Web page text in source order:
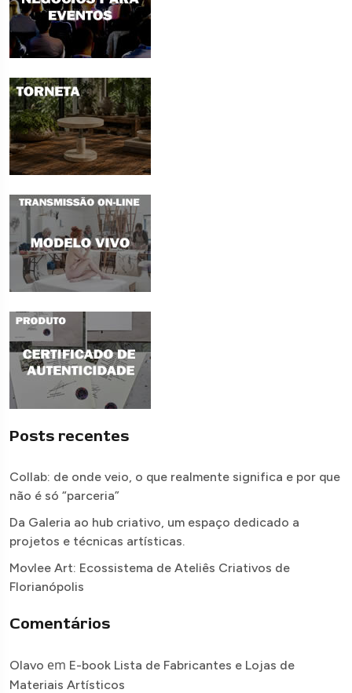
Posts recentes
Collab: de onde veio, o que realmente significa e por que
não é só “parceria”
Da Galeria ao hub criativo, um espaço dedicado a
projetos e técnicas artísticas.
Movlee Art: Ecossistema de Ateliês Criativos de
Florianópolis
Comentários
Olavo em E-book Lista de Fabricantes e Lojas de
Materiais Artísticos